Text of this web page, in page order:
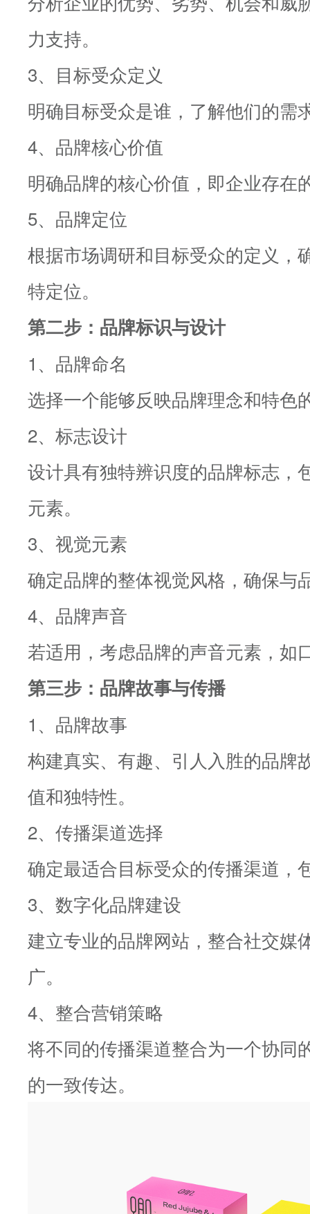
力支持。
3、目标受众定义
明确目标受众是谁，了解他们的需
4、品牌核心价值
明确品牌的核心价值，即企业存在
5、品牌定位
根据市场调研和目标受众的定义，
特定位。
第二步：品牌标识与设计
1、品牌命名
选择一个能够反映品牌理念和特色
2、标志设计
设计具有独特辨识度的品牌标志，
元素。
3、视觉元素
确定品牌的整体视觉风格，确保与
4、品牌声音
若适用，考虑品牌的声音元素，如
第三步：品牌故事与传播
1、品牌故事
构建真实、有趣、引人入胜的品牌
值和独特性。
2、传播渠道选择
确定最适合目标受众的传播渠道，
3、数字化品牌建设
建立专业的品牌网站，整合社交媒
广。
4、整合营销策略
将不同的传播渠道整合为一个协同
的一致传达。